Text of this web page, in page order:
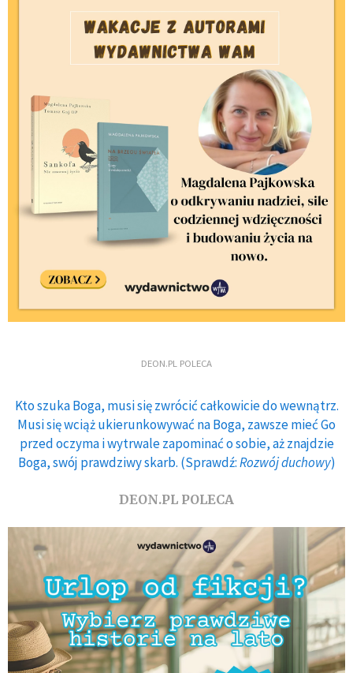
DEON.PL POLECA
Kto szuka Boga, musi się zwrócić całkowicie do wewnątrz.
Musi się wciąż ukierunkowywać na Boga, zawsze mieć Go
przed oczyma i wytrwale zapominać o sobie, aż znajdzie
Boga, swój prawdziwy skarb. (Sprawdź:Rozwój duchowy)
DEON.PL POLECA